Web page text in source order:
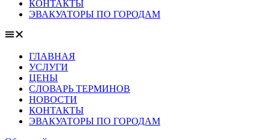
КОНТАКТЫ
ЭВАКУАТОРЫ ПО ГОРОДАМ
ГЛАВНАЯ
УСЛУГИ
ЦЕНЫ
СЛОВАРЬ ТЕРМИНОВ
НОВОСТИ
КОНТАКТЫ
ЭВАКУАТОРЫ ПО ГОРОДАМ